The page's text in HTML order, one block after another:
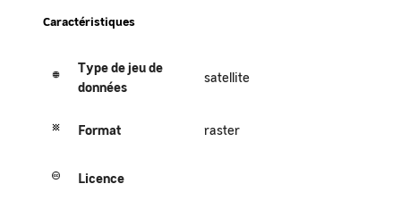
Caractéristiques
Type de jeu de
données
satellite
Format raster
Licence